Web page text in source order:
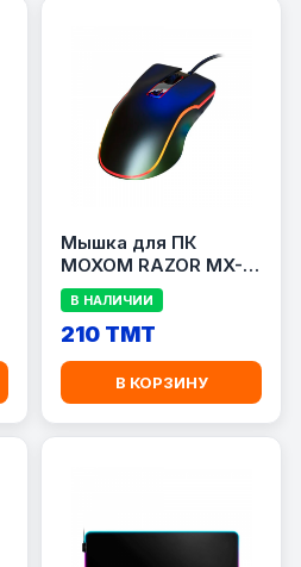
Мышка для ПК
MOXOM RAZOR MX-
MS10
В НАЛИЧИИ
210 TMT
В КОРЗИНУ